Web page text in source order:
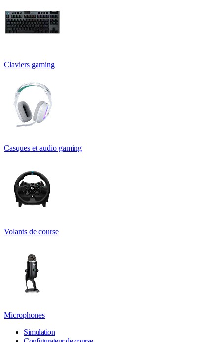
Claviers gaming
Casques et audio gaming
Volants de course
Microphones
Simulation